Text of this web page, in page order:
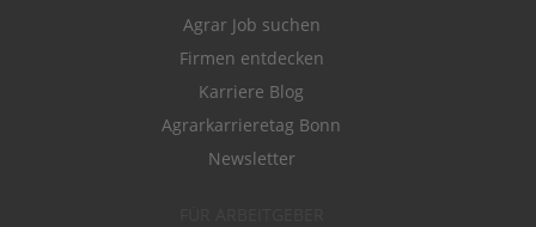
Agrar Job suchen
Firmen entdecken
Karriere Blog
Agrarkarrieretag Bonn
Newsletter